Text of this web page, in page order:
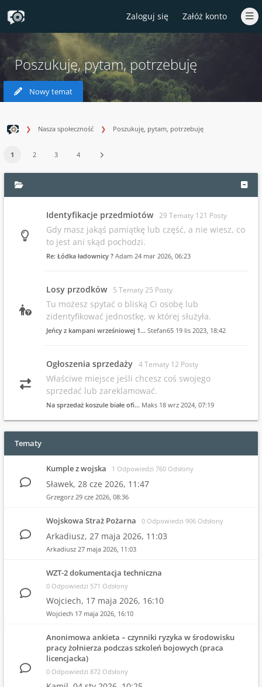
Zaloguj się Załóż konto
Poszukuję, pytam, potrzebuję
Nowy temat
Nasza społeczność Poszukuję, pytam, potrzebuję
1 2 3 4
Identyfikacje przedmiotów 29 Tematy 121 Posty
Gdy masz jakąś pamiątkę lub część, a nie wiesz, co
to jest ani skąd pochodzi.
Re: Łódka ładownicy ? Adam 24 mar 2026, 06:23
Losy przodków 5 Tematy 25 Posty
Tu możesz spytać o bliską Ci osobę lub
zidentyfikować jednostkę, w której służyła.
Jeńcy z kampani wrześniowej 1… Stefan65 19 lis 2023, 18:42
Ogłoszenia sprzedaży 4 Tematy 12 Posty
Właściwe miejsce jeśli chcesz coś swojego
sprzedać lub zareklamować.
Na sprzedaż koszule białe ofi… Maks 18 wrz 2024, 07:19
Tematy
Kumple z wojska 1 Odpowiedzi 760 Odsłony
Sławek, 28 cze 2026, 11:47
Grzegorz 29 cze 2026, 08:36
Wojskowa Straż Pożarna 0 Odpowiedzi 906 Odsłony
Arkadiusz, 27 maja 2026, 11:03
Arkadiusz 27 maja 2026, 11:03
WZT-2 dokumentacja techniczna
0 Odpowiedzi 571 Odsłony
Wojciech, 17 maja 2026, 16:10
Wojciech 17 maja 2026, 16:10
Anonimowa ankieta – czynniki ryzyka w środowisku
pracy żołnierza podczas szkoleń bojowych (praca
licencjacka)
0 Odpowiedzi 872 Odsłony